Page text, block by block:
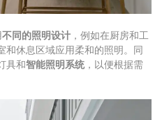
不同的照明设计 ，例如在厨房和工
和休息区域应用柔和的照明。同
具和智能照明系统，以便根据需